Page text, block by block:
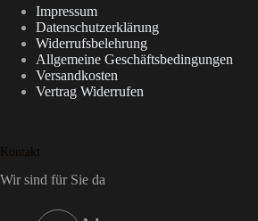
Impressum
Datenschutzerklärung
Widerrufsbelehrung
Allgemeine Geschäftsbedingungen
Versandkosten
Vertrag Widerrufen
Kontakt
Wir sind für Sie da